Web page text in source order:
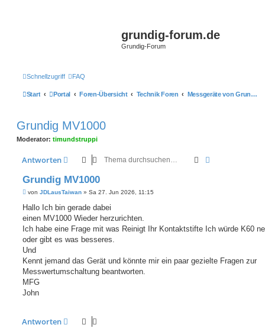
grundig-forum.de
Grundig-Forum
Schnellzugriff FAQ
Start Portal Foren-Übersicht Technik Foren Messgeräte von Grundig
Grundig MV1000
Moderator: timundstruppi
Antworten Suche
Grundig MV1000
B
i
r
a
von JDLausTaiwan » Sa 27. Jun 2026, 11:15
Hallo Ich bin gerade dabei
einen MV1000 Wieder herzurichten.
Ich habe eine Frage mit was Reinigt Ihr Kontaktstifte Ich würde K60
oder gibt es was besseres.
Und
Kennt jemand das Gerät und könnte mir ein paar gezielte Fragen zur
Messwertumschaltung beantworten.
MFG
John
Antworten